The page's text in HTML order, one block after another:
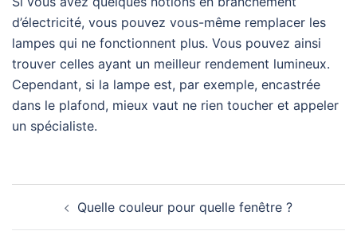
d’électricité, vous pouvez vous-même remplacer les
lampes qui ne fonctionnent plus. Vous pouvez ainsi
trouver celles ayant un meilleur rendement lumineux.
Cependant, si la lampe est, par exemple, encastrée
dans le plafond, mieux vaut ne rien toucher et appeler
un spécialiste.
d’articleQuelle couleur pour quelle fenêtre ?